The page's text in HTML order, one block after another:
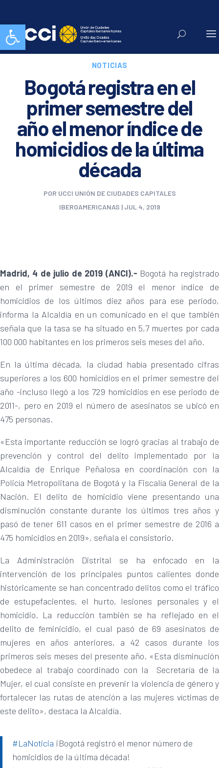
Abrir barra de herramientas
NOTICIAS
Bogotá registra en el
primer semestre del
año el menor índice de
homicidios de la última
década
POR UCCI UNIÓN DE CIUDADES CAPITALES
IBEROAMERICANAS | JUL 4, 2019
Madrid, 4 de julio de 2019 (ANCI).- Bogotá ha registrado
en el primer semestre de 2019 el menor índice de
homicidios de los últimos diez años para ese periodo,
informa la Alcaldía en un comunicado en el que también
señala que la tasa se ha situado en 5,7 muertes por cada
100 000 habitantes en los primeros seis meses del año.
En la última década, la ciudad había presentado cifras
superiores a los 600 homicidios en el primer semestre del
año -incluso llegó a los 729 homicidios en ese periodo de
2011-, pero en 2019 el número de asesinatos se ubicó en
475 personas.
«Esta importante reducción se logró gracias al trabajo de
prevención y control del delito implementado por la
Alcaldía de Enrique Peñalosa en coordinación con la
Policía Metropolitana de Bogotá y la Fiscalía General de la
Nación. El delito de homicidio viene presentando una
disminución constante durante los últimos tres años y
pasó de tener 611 casos en el primer semestre de 2016 a
475 homicidios en 2019», señala el consistorio.
La Administración Distrital se ha enfocado en la
intervención de los principales puntos calientes donde
históricamente se han concentrado delitos como el tráfico
de estupefacientes, el hurto, lesiones personales y el
homicidio. La reducción también se ha reflejado en el
delito de feminicidio, el cual pasó de 69 asesinatos de
mujeres en años anteriores, a 42 casos durante los
primeros seis meses del presente año. «Esta disminución
obedece al trabajo coordinado con la Secretaría de la
Mujer, el cual consiste en prevenir la violencia de género y
fortalecer las rutas de atención a las mujeres víctimas de
este delito», destaca la Alcaldía.
#LaNoticia ¡Bogotá registró el menor número de
homicidios de la última década!